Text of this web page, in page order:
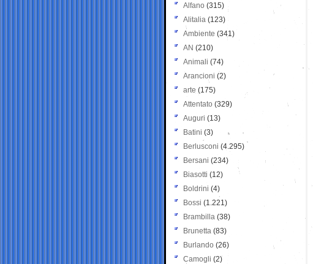
Alfano (315)
Alitalia (123)
Ambiente (341)
AN (210)
Animali (74)
Arancioni (2)
arte (175)
Attentato (329)
Auguri (13)
Batini (3)
Berlusconi (4.295)
Bersani (234)
Biasotti (12)
Boldrini (4)
Bossi (1.221)
Brambilla (38)
Brunetta (83)
Burlando (26)
Camogli (2)